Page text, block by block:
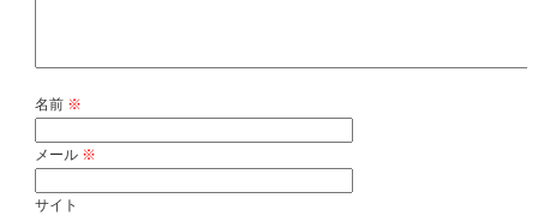
名前 ※
メール ※
サイト